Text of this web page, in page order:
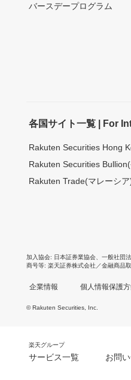
バースデープログラム
各国サイト一覧 | For
Rakuten Securities Hong
Rakuten Securities
Rakuten Trade(マレーシア
加入協会 日本証券業協会 一般社団
商号等 楽天証券株式会社／金融商品
企業情報 個人情報保護
© Rakuten Securities, Inc.
楽天グループ
サービス一覧 お問